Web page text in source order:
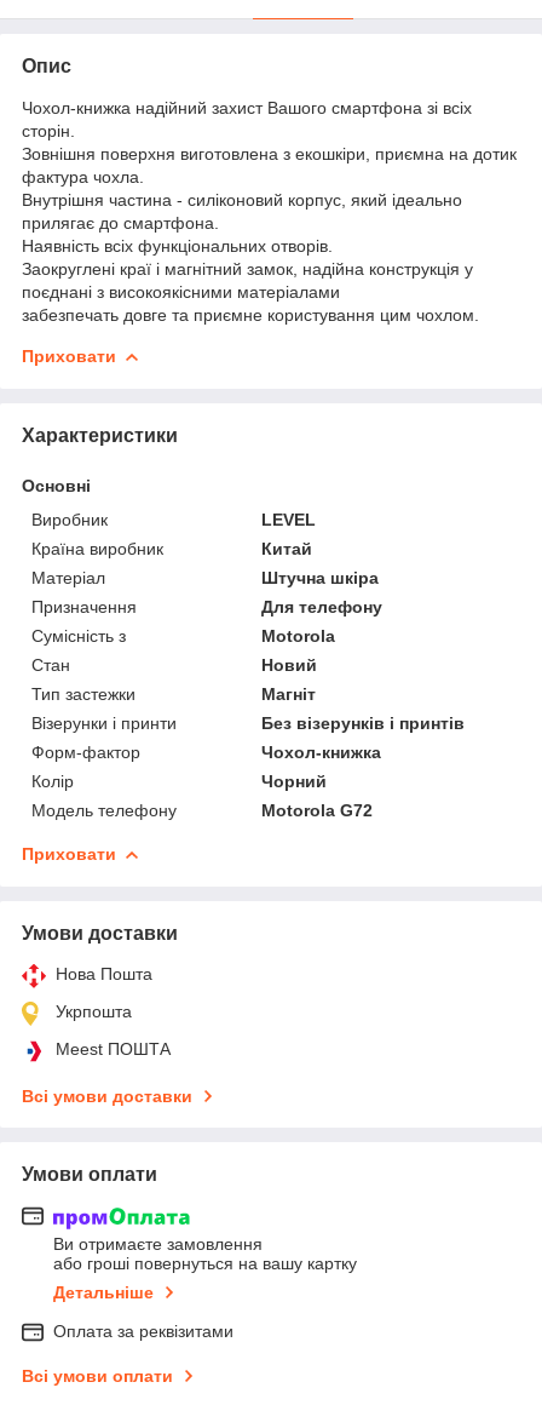
Опис
Чохол-книжка надійний захист Вашого смартфона зі всіх
сторін.
Зовнішня поверхня виготовлена з екошкіри, приємна на дотик
фактура чохла.
Внутрішня частина - силіконовий корпус, який ідеально
прилягає до смартфона.
Наявність всіх функціональних отворів.
Заокруглені краї і магнітний замок, надійна конструкція у
поєднані з високоякісними матеріалами
забезпечать довге та приємне користування цим чохлом.
Приховати
Характеристики
Основні
Виробник
LEVEL
Країна виробник
Китай
Матеріал
Штучна шкіра
Призначення
Для телефону
Сумісність з
Motorola
Стан
Новий
Тип застежки
Магніт
Візерунки і принти
Без візерунків і принтів
Форм-фактор
Чохол-книжка
Колір
Чорний
Модель телефону
Motorola G72
Приховати
Умови доставки
Нова Пошта
Укрпошта
Meest ПОШТА
Всі умови доставки
Умови оплати
Ви отримаєте замовлення
або гроші повернуться на вашу картку
Детальніше
Оплата за реквізитами
Всі умови оплати